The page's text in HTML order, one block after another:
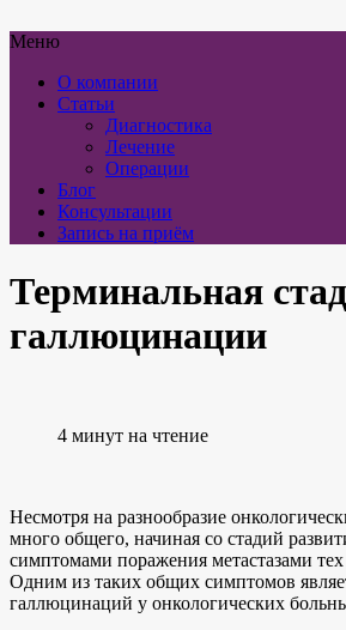
Меню
О компании
Статьи
Диагностика
Лечение
Операции
Блог
Консультации
Запись на приём
Терминальная
галлюцинации
4 минут на чтение
Несмотря на разнообразие
много общего, начиная со стадий
симптомами поражения метастазами
Одним из таких общих симптомов
галлюцинаций у онкологических